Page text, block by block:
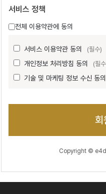
서비스 정책
전체 이용약관에 동의
서비스 이용약관 동의 (필수)
개인정보 처리방침 동의 (필
기술 및 마케팅 정보 수신 동의
회
Copyright ©